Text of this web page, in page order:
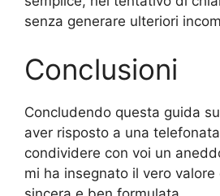
senza generare ulteriori
Conclusioni
Concludendo questa guida
aver risposto a una
condividere con voi un
mi ha insegnato il vero valore